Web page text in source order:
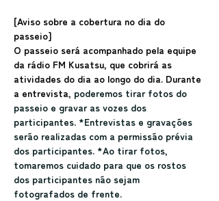
[Aviso sobre a cobertura no dia do
passeio]
O passeio será acompanhado pela equipe
da rádio FM Kusatsu, que cobrirá as
atividades do dia ao longo do dia. Durante
a entrevista, poderemos tirar fotos do
passeio e gravar as vozes dos
participantes. *Entrevistas e gravações
serão realizadas com a permissão prévia
dos participantes. *Ao tirar fotos,
tomaremos cuidado para que os rostos
dos participantes não sejam
fotografados de frente.